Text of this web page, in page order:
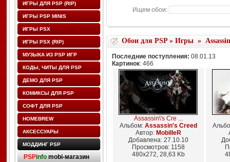
ИГРЫ ДЛЯ PSP (RIP)
ИГРЫ PSP MINIS
ИГРЫ PSX
ИГРЫ PSX (RIP)
МУЗЫКА ИЗ PSP ИГР
КОДЫ, ЧИТЫ ДЛЯ PSP
ДЕМО ДЛЯ PSP
КОМИКСЫ ДЛЯ PSP
СОФТ ДЛЯ PSP
HOMEBREW
АКСЕССУАРЫ
МОДДИНГ PSP
PSPinfo mobi-магазин
Ищем обои:
Обои для PSP» Игры»
Последние поступления: 08.01.13
Картинок: 466
Assassin\'s Cre ...
Альбом: Assassin's Creed
Автор: MobilleR
Добавлена: 27.10.10
Просмотров: 1158
480x272, 28,63 Kb